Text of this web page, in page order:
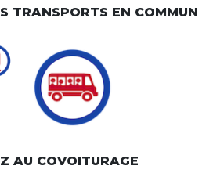
TRANSPORTS EN COMMUN
AU COVOITURAGE